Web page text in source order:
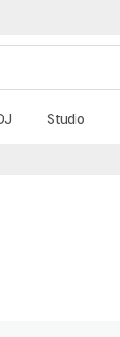
Studio